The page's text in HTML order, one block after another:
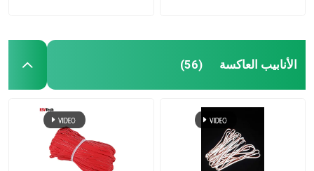
الأنابيب العاكسة (56)